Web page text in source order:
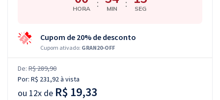
HORA : MIN : SEG
Cupom de 20% de desconto
Cupom ativado: GRAN20-OFF
De: R$ 289,90
Por: R$ 231,92à vista
ou 12x de R$ 19,33